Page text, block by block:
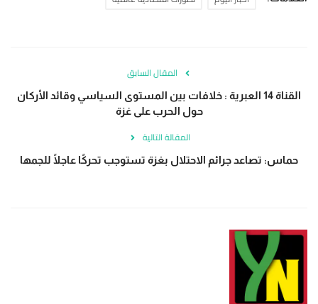
المقال السابق
القناة 14 العبرية : خلافات بين المستوى السياسي وقائد الأركان
حول الحرب على غزة
المقالة التالية
حماس: تصاعد جرائم الاحتلال بغزة تستوجب تحركًا عاجلًا للجمها